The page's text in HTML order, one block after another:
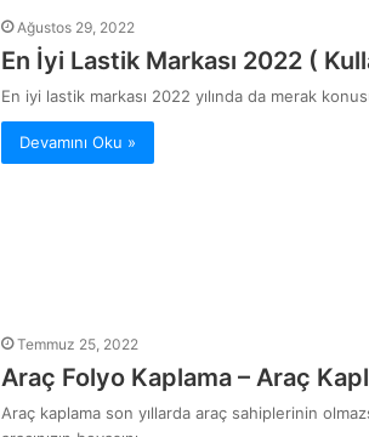
Ağustos 29, 2022
En İyi Lastik Markası 2022 (
En iyi lastik markası 2022 yılında da merak
Devamını Oku »
Temmuz 25, 2022
Araç Folyo Kaplama – Araç
Araç kaplama son yıllarda araç sahiplerinin